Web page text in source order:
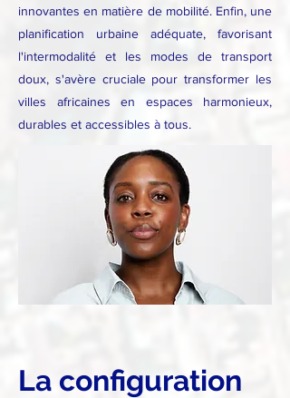
innovantes en matière de mobilité. Enfin, une
planification urbaine adéquate, favorisant
l'intermodalité et les modes de transport
doux, s'avère cruciale pour transformer les
villes africaines en espaces harmonieux,
durables et accessibles à tous.
La configuration